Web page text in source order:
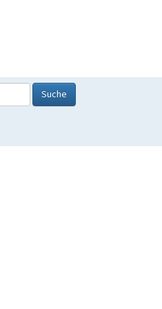
Suche